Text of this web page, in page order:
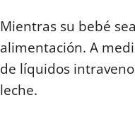
Mientras su bebé
alimentación. A
de líquidos
leche.